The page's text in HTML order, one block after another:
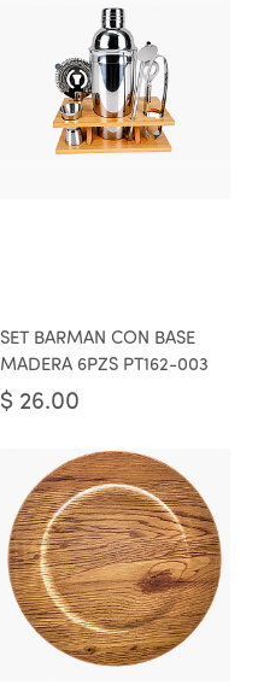
SET BARMAN CON BASE
MADERA 6PZS PT162-003
$ 26.00